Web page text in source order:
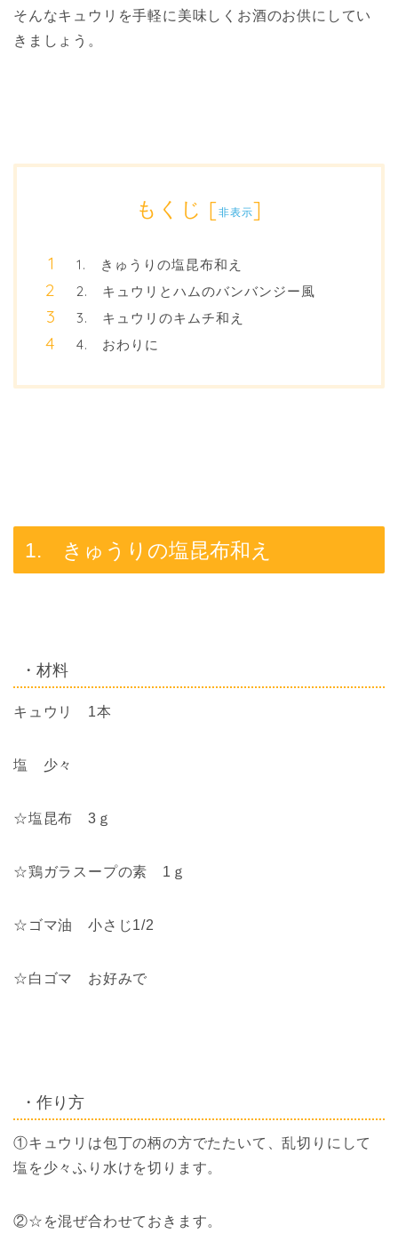
そんなキュウリを手軽に美味しくお酒のお供にしてい
きましょう。
もくじ [非表示]
1. きゅうりの塩昆布和え
2. キュウリとハムのバンバンジー風
3. キュウリのキムチ和え
4. おわりに
1. きゅうりの塩昆布和え
・材料
キュウリ 1本
塩 少々
☆塩昆布 3ｇ
☆鶏ガラスープの素 1ｇ
☆ゴマ油 小さじ1/2
☆白ゴマ お好みで
・作り方
①キュウリは包丁の柄の方でたたいて、乱切りにして
塩を少々ふり水けを切ります。
②☆を混ぜ合わせておきます。